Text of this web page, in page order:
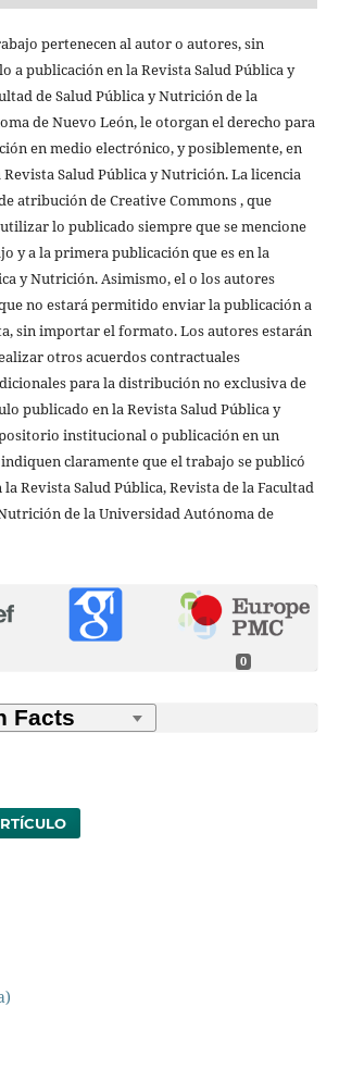
pertenecen al autor o autores, sin
a publicación en la Revista Salud Pública y
de Salud Pública y Nutrición de la
de Nuevo León, le otorgan el derecho para
en medio electrónico, y posiblemente, en
Salud Pública y Nutrición. La licencia
atribución de Creative Commons , que
lo publicado siempre que se mencione
y a la primera publicación que es en la
y Nutrición. Asimismo, el o los autores
no estará permitido enviar la publicación a
sin importar el formato. Los autores estarán
otros acuerdos contractuales
para la distribución no exclusiva de
publicado en la Revista Salud Pública y
institucional o publicación en un
claramente que el trabajo se publicó
Revista Salud Pública, Revista de la Facultad
de la Universidad Autónoma de
0